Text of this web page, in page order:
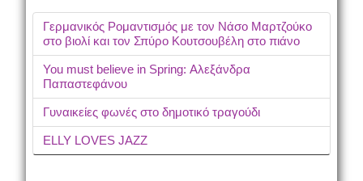
Γερμανικός Ρομαντισμός με τον Νάσο Μαρτζούκο
στο βιολί και τον Σπύρο Κουτσουβέλη στο πιάνο
You must believe in Spring: Αλεξάνδρα
Παπαστεφάνου
Γυναικείες φωνές στο δημοτικό τραγούδι
ELLY LOVES JAZZ